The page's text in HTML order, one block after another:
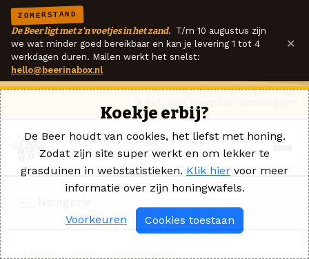
ZOMERSTAND
De Beer ligt met z'n voetjes in het zand. T/m 10 augustus zijn
we wat minder goed bereikbaar en kan je levering 1 tot 4
werkdagen duren. Mailen werkt het snelst:
hello@beerinabox.nl
×
Koekje erbij?
De Beer houdt van cookies, het liefst met honing.
Zodat zijn site super werkt en om lekker te
grasduinen in webstatistieken. Klik hier voor meer
informatie over zijn honingwafels.
Voorkeuren Cookies toestaan